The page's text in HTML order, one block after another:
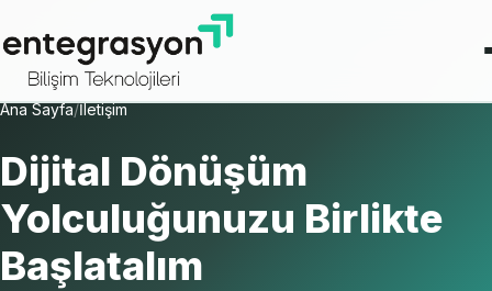
Ana Sayfa/İletişim
Dijital Dönüşüm
Yolculuğunuzu Birlikte
Başlatalım